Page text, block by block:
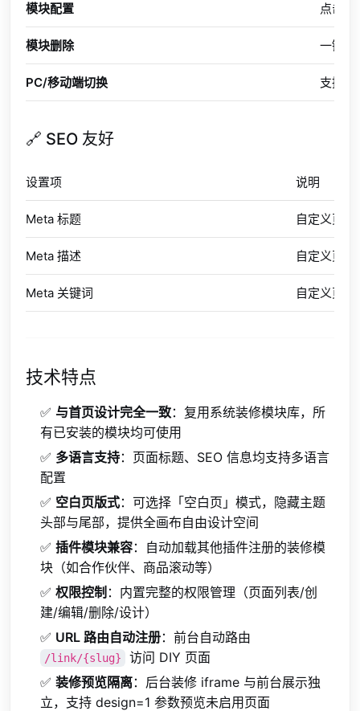
模块配置 点击
模块删除 一键删
PC/移动端切换 支持在
🔗 SEO 友好
设置项 说明
Meta 标题 自定义页
Meta 描述 自定义页
Meta 关键词 自定义页
技术特点
✅ 与首页设计完全一致：复用系统装修模块库，所
有已安装的模块均可使用
✅ 多语言支持：页面标题、SEO 信息均支持多语言
配置
✅ 空白页版式：可选择「空白页」模式，隐藏主题
头部与尾部，提供全画布自由设计空间
✅插件模块兼容：自动加载其他插件注册的装修模
块（如合作伙伴、商品滚动等）
✅权限控制 ：内置完整的权限管理（页面列表/创
建/编辑/删除/设计）
✅ URL 路由自动注册：前台自动路由
/link/{slug}
访问 DIY 页面
✅装修预览隔离：后台装修 iframe 与前台展示独
立，支持 design=1 参数预览未启用页面